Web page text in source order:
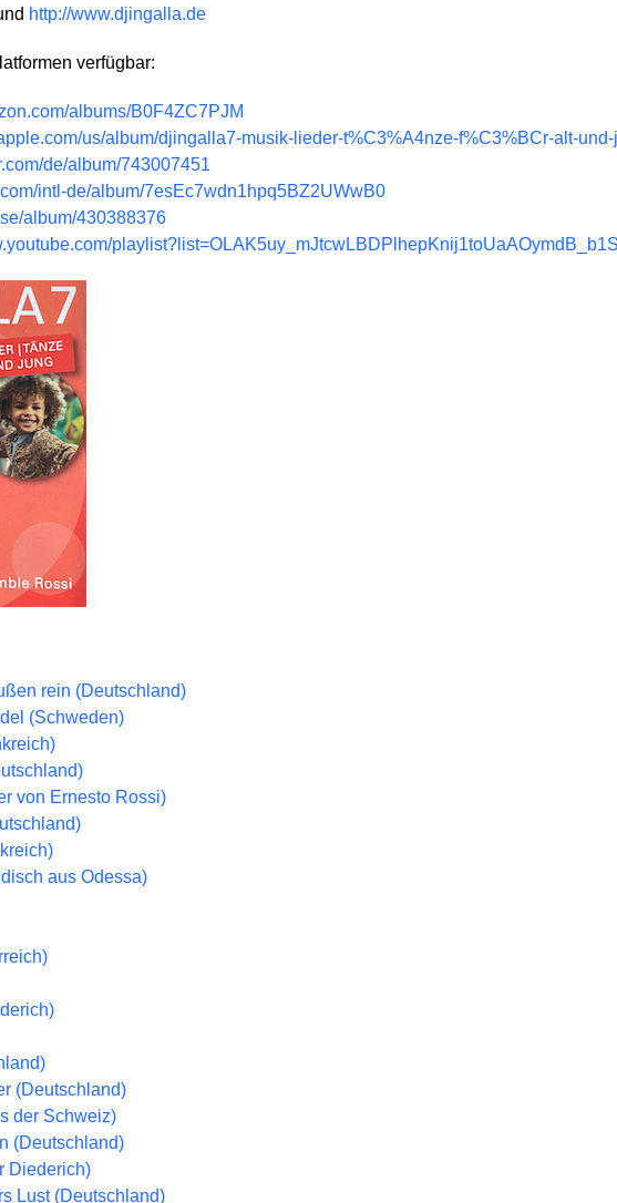
http://www.djingalla.de
verfügbar:
albums/B0F4ZC7PJM
us/album/djingalla7-musik-lieder-t%C3%A4nze-f%C3%BCr-alt-
de/album/743007451
intl-de/album/7esEc7wdn1hpq5BZ2UWwB0
album/430388376
rein (Deutschland)
(Schweden)
von Ernesto Rossi)
aus Odessa)
(Deutschland)
der Schweiz)
(Deutschland)
Diederich)
Lust (Deutschland)